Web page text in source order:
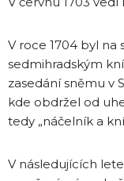
V roce 1704 byl na
sedmihradským
zasedání sněmu v
kde obdržel od
tedy „náčelník a
V následujících